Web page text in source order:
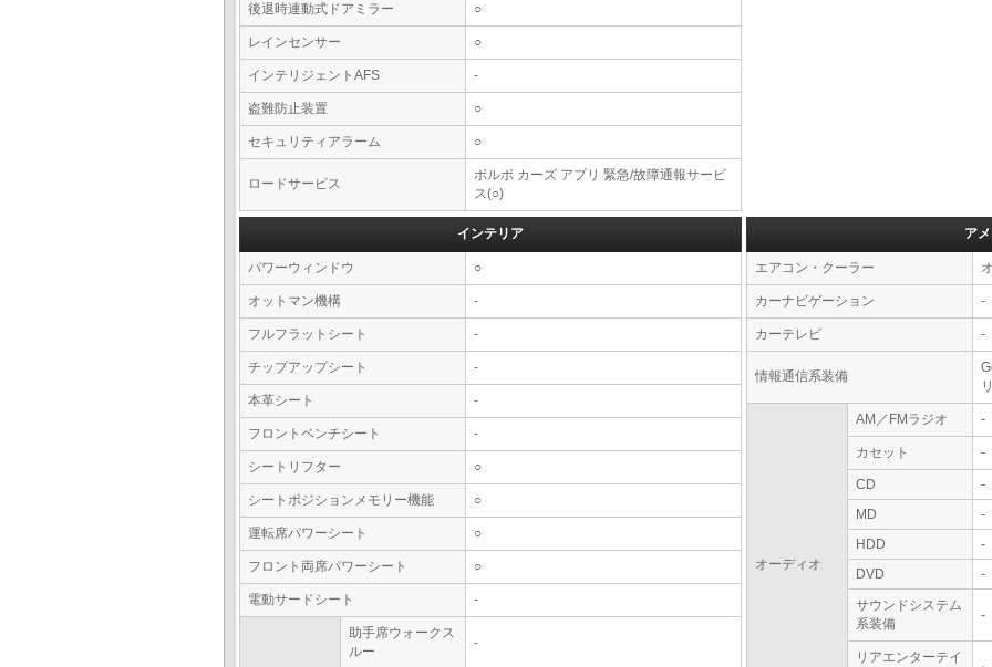
後退時連動式ドアミラー ○
レインセンサー ○
インテリジェントAFS -
盗難防止装置 ○
セキュリティアラーム ○
ロードサービス
ボルボ カーズ アプリ 緊急/故障通報サービ
ス(○)
インテリア
パワーウィンドウ ○
オットマン機構 -
フルフラットシート -
チップアップシート -
本革シート -
フロントベンチシート -
シートリフター ○
シートポジションメモリー機能 ○
運転席パワーシート ○
フロント両席パワーシート ○
電動サードシート -
助手席ウォークス
ルー
-
ア
エアコン・クーラー
カーナビゲーション -
カーテレビ -
情報通信系装備
オーディオ
AM／FMラジオ -
カセット -
CD
-
MD
-
HDD
-
DVD
-
サウンドシステム
系装備
-
リアエンターテイ